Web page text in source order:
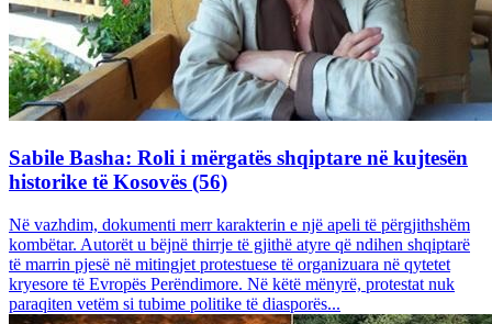
Sabile Basha: Roli i mërgatës shqiptare në kujtesën
historike të Kosovës (56)
Në vazhdim, dokumenti merr karakterin e një apeli të përgjithshëm
kombëtar. Autorët u bëjnë thirrje të gjithë atyre që ndihen shqiptarë
të marrin pjesë në mitingjet protestuese të organizuara në qytetet
kryesore të Evropës Perëndimore. Në këtë mënyrë, protestat nuk
paraqiten vetëm si tubime politike të diasporës...